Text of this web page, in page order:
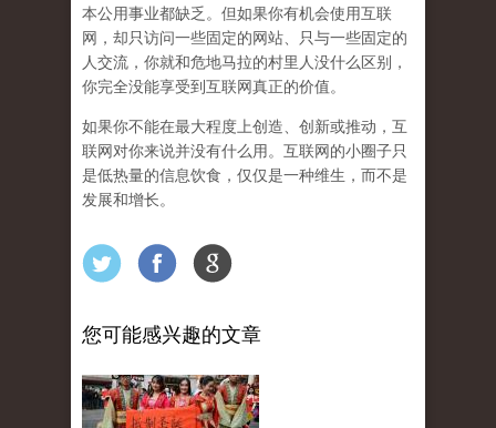
本公用事业都缺乏。但如果你有机会使用互联
网，却只访问一些固定的网站、只与一些固定的
人交流，你就和危地马拉的村里人没什么区别，
你完全没能享受到互联网真正的价值。
如果你不能在最大程度上创造、创新或推动，互
联网对你来说并没有什么用。互联网的小圈子只
是低热量的信息饮食，仅仅是一种维生，而不是
发展和增长。
您可能感兴趣的文章